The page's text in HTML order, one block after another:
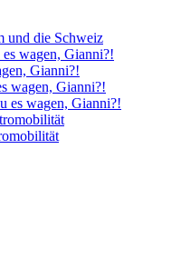
und die Schweiz
wagen, Gianni?!
Gianni?!
wagen, Gianni?!
es wagen, Gianni?!